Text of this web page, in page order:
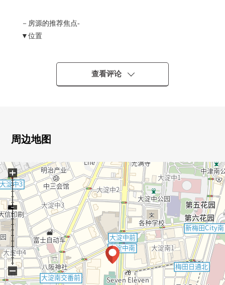
－房源的推荐焦点-
▼位置
・阪神本线"福岛"车站步行9分钟的其他
好
・鉴赏在淀川烟火大会可(出自季节、气候的)
・充实的共用设施(部分收费)
15楼：健身沙龙
29楼：所有者Suite
30楼：所有者休息室其他
▼2026年6月室内翻新完毕
[新制]
○厨房
○盥洗台
查看评论
周边地图
+
−